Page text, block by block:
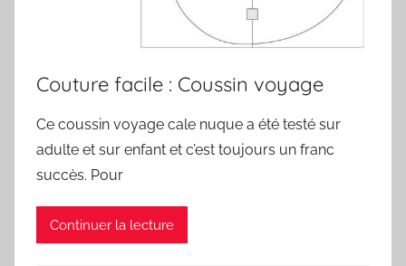
Couture facile : Coussin voyage
Ce coussin voyage cale nuque a été testé sur
adulte et sur enfant et c’est toujours un franc
succès. Pour
Continuer la lecture